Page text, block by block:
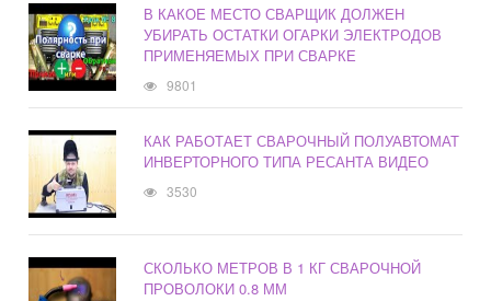
В КАКОЕ МЕСТО СВАРЩИК ДОЛЖЕН
УБИРАТЬ ОСТАТКИ ОГАРКИ ЭЛЕКТРОДОВ
ПРИМЕНЯЕМЫХ ПРИ СВАРКЕ
9801
КАК РАБОТАЕТ СВАРОЧНЫЙ ПОЛУАВТОМАТ
ИНВЕРТОРНОГО ТИПА РЕСАНТА ВИДЕО
3530
СКОЛЬКО МЕТРОВ В 1 КГ СВАРОЧНОЙ
ПРОВОЛОКИ 0.8 ММ